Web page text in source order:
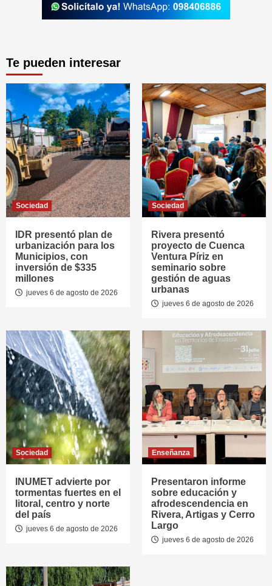
Te pueden interesar
Sociedad
IDR presentó plan de
urbanización para los
Municipios, con
inversión de $335
millones
jueves 6 de agosto de 2026
Sociedad
Rivera presentó
proyecto de Cuenca
Ventura Píriz en
seminario sobre
gestión de aguas
urbanas
jueves 6 de agosto de 2026
Sociedad
INUMET advierte por
tormentas fuertes en el
litoral, centro y norte
del país
jueves 6 de agosto de 2026
Enseñanza
Presentaron informe
sobre educación y
afrodescendencia en
Rivera, Artigas y Cerro
Largo
jueves 6 de agosto de 2026